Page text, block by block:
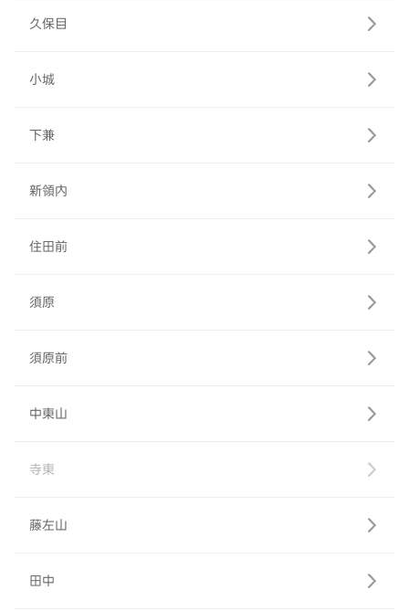
久保目
小城
下兼
新領内
住田前
須原
須原前
中東山
寺東
藤左山
田中